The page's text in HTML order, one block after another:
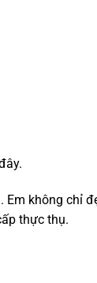
không chỉ
thực thụ.